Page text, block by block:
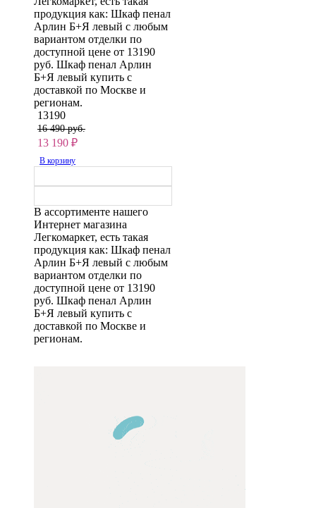
продукция как: Шкаф пенал
Арлин Б+Я левый с любым
вариантом отделки по
доступной цене от 13190
руб. Шкаф пенал Арлин
Б+Я левый купить с
доставкой по Москве и
регионам.
13190
16 490 руб.
13 190 ₽
В корзину
В ассортименте нашего
Интернет магазина
Легкомаркет, есть такая
продукция как: Шкаф пенал
Арлин Б+Я левый с любым
вариантом отделки по
доступной цене от 13190
руб. Шкаф пенал Арлин
Б+Я левый купить с
доставкой по Москве и
регионам.